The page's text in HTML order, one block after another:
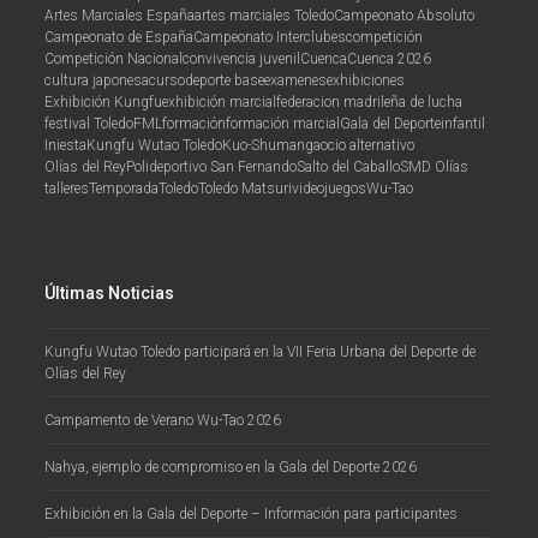
Artes Marciales Españaartes marciales ToledoCampeonato Absoluto
Campeonato de EspañaCampeonato Interclubescompetición
Competición Nacionalconvivencia juvenil CuencaCuenca 2026
cultura japonesacursodeporte baseexamenesexhibiciones
Exhibición Kungfuexhibición marcialfederacion madrileña de lucha
festival ToledoFMLformaciónformación marcial Gala del Deporteinfantil
IniestaKungfu Wutao ToledoKuo-Shumangaocio alternativo
Olías del ReyPolideportivo San FernandoSalto del CaballoSMD Olías
talleresTemporadaToledoToledo MatsurivideojuegosWu-Tao
Últimas Noticias
Kungfu Wutao Toledo participará en la VII Feria Urbana del Deporte de
Olías del Rey
Campamento de Verano Wu-Tao 2026
Nahya, ejemplo de compromiso en la Gala del Deporte 2026
Exhibición en la Gala del Deporte – Información para participantes